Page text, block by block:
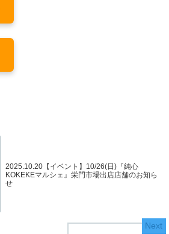
2025.10.20【イベント】10/26(日)『純心
KOKEKEマルシェ』栄門市場出店店舗のお知ら
せ